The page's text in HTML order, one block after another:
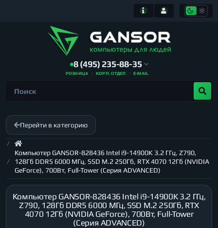
8 (495) 235-88-35
РОЗНИЦА КОРП. ОТДЕЛ E-MAIL
Перейти в категорию
Компьютер GANSOR-828436 Intel i9-14900K 3.2 ГГц, Z790,
128Гб DDR5 6000 МГц, SSD M.2 250Гб, RTX 4070 12Гб (NVIDIA
GeForce), 700Вт, Full-Tower (Серия ADVANCED)
Компьютер GANSOR-828436 Intel i9-14900K 3.2 ГГц,
Z790, 128Гб DDR5 6000 МГц, SSD M.2 250Гб, RTX
4070 12Гб (NVIDIA GeForce), 700Вт, Full-Tower
(Серия ADVANCED)